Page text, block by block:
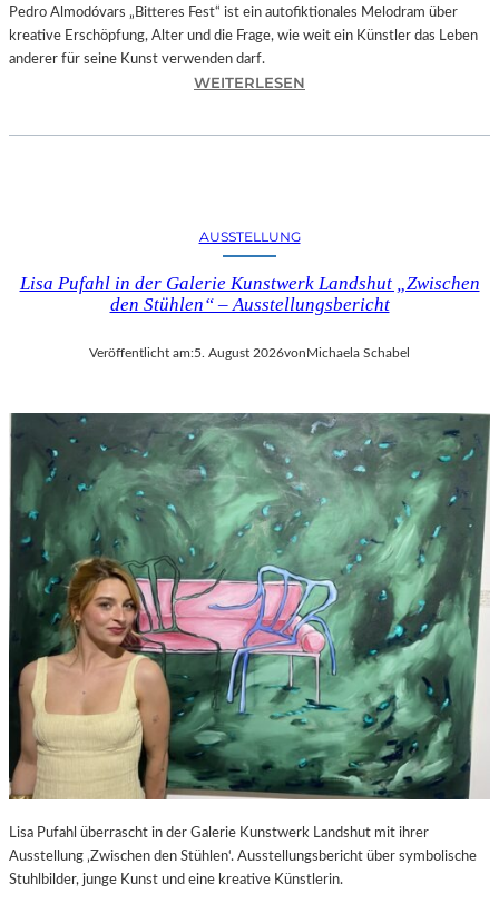
S
S
R
I
H
S
C
H
A
B
E
L
-
K
U
L
T
U
R
-
B
O
G
Pedro Almodóvars „Bitteres Fest“ ist ein autofiktionales Melodram über
kreative Erschöpfung, Alter und die Frage, wie weit ein Künstler das Leben
anderer für seine Kunst verwenden darf.
WEITERLESEN
S
F
S
–
F
I
L
M
K
R
I
T
I
K
Z
U
P
E
D
O
A
L
AUSSTELLUNG
Lisa Pufahl in der Galerie Kunstwerk Landshut „Zwischen
den Stühlen“ – Ausstellungsbericht
Veröffentlicht am:5. August 2026von Michaela Schabel
Lisa Pufahl überrascht in der Galerie Kunstwerk Landshut mit ihrer
Ausstellung ‚Zwischen den Stühlen‘. Ausstellungsbericht über symbolische
Stuhlbilder, junge Kunst und eine kreative Künstlerin.